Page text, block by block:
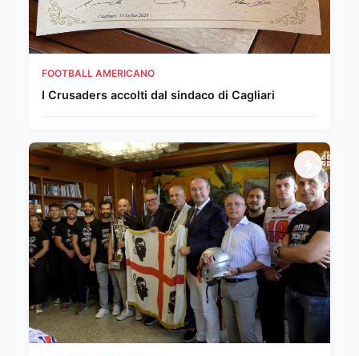
FOOTBALL AMERICANO
I Crusaders accolti dal sindaco di Cagliari